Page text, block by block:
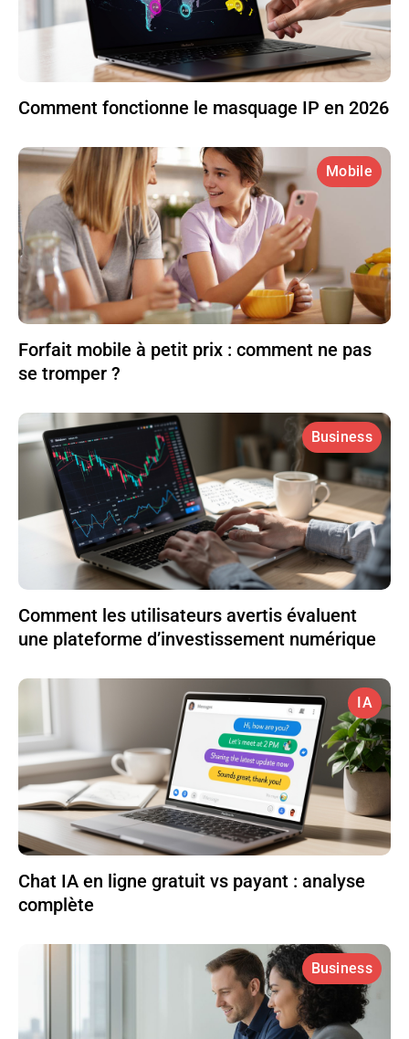
Comment fonctionne le masquage IP en 2026
Mobile
Forfait mobile à petit prix : comment ne pas
se tromper ?
Business
Comment les utilisateurs avertis évaluent
une plateforme d’investissement numérique
IA
Chat IA en ligne gratuit vs payant : analyse
complète
Business